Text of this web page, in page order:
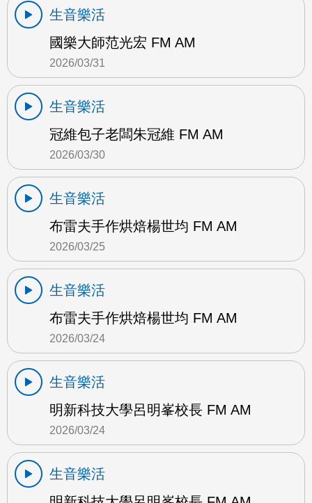
生音樂活
國樂大師范光宏 FM AM
2026/03/31
生音樂活
冠維包子老闆朱冠維 FM AM
2026/03/30
生音樂活
布雷夫手作烘焙楊世均 FM AM
2026/03/25
生音樂活
布雷夫手作烘焙楊世均 FM AM
2026/03/24
生音樂活
明新科技大學呂明峯校長 FM AM
2026/03/24
生音樂活